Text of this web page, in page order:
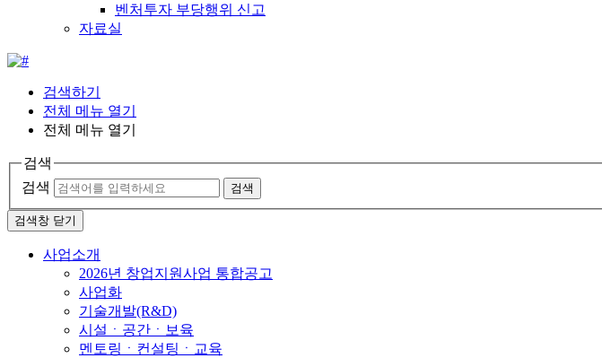
벤처투자 부당행위 신고
자료실
검색하기
전체 메뉴 열기
전체 메뉴 열기
검색
검색
검색
검색창 닫기
사업소개
2026년 창업지원사업 통합공고
사업화
기술개발(R&D)
시설ㆍ공간ㆍ보육
멘토링ㆍ컨설팅ㆍ교육